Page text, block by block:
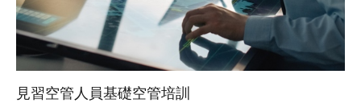
見習空管人員基礎空管培訓